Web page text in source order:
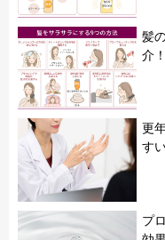
髪
介
更
す
プ